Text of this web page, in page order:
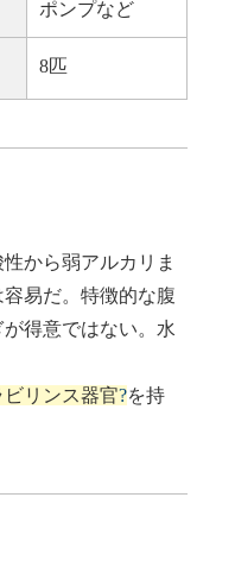
ポンプなど
8匹
から弱アルカリま
易だ。特徴的な腹
得意ではない。水
ビリンス器官?を持